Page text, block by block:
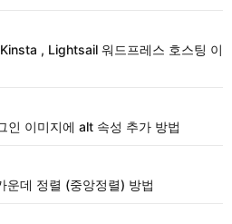
, Lightsail 워드프레스 호스팅 이
이미지에 alt 속성 추가 방법
운데 정렬 (중앙정렬) 방법